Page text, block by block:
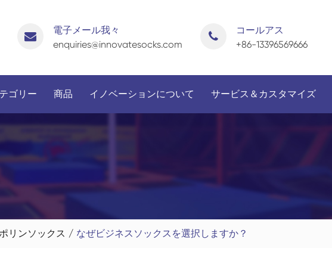
電子メール我々
enquiries@innovatesocks.com
コールアス
+86-13396569666
ゴリー 商品 イノベーションについて サービス＆カスタマイズ
リンソックス なぜビジネスソックスを選択しますか？